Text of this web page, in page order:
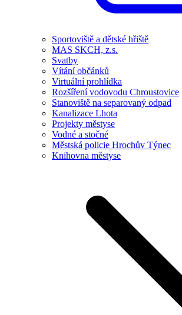
Sportoviště a dětské hřiště
MAS SKCH, z.s.
Svatby
Vítání občánků
Virtuální prohlídka
Rozšíření vodovodu Chroustovice
Stanoviště na separovaný odpad
Kanalizace Lhota
Projekty městyse
Vodné a stočné
Městská policie Hrochův Týnec
Knihovna městyse